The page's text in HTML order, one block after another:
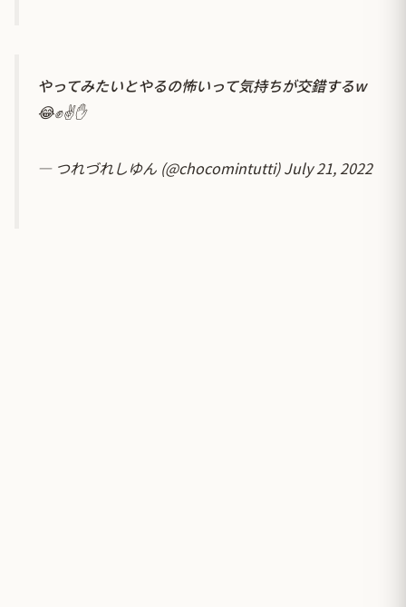
やってみたいとやるの怖いって気持ちが交錯するw
😂✊✌️✋
— つれづれしゆん (@chocomintutti)July 21, 2022